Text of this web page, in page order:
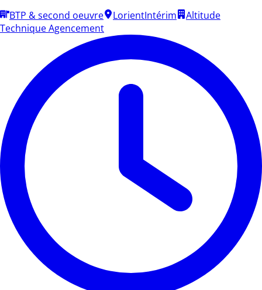
BTP & second oeuvre
LorientIntérim
Altitude
Technique Agencement